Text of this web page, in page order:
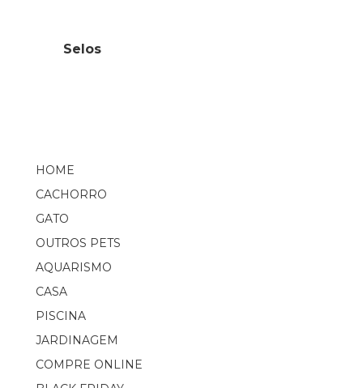
HOME
CACHORRO
GATO
OUTROS PETS
AQUARISMO
CASA
PISCINA
JARDINAGEM
COMPRE ONLINE
Selos